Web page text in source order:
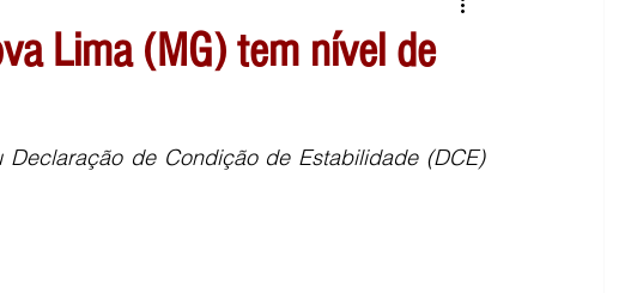
Lima (MG) tem nível de
de Condição de Estabilidade (DCE)